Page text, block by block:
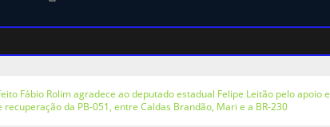
Fábio Rolim agradece ao deputado estadual Felipe Leitão pelo apoio e
da PB-051, entre Caldas Brandão, Mari e a BR-230